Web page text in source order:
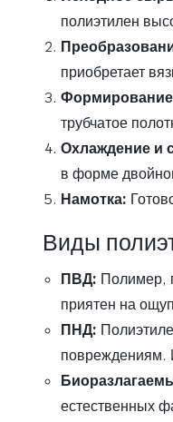
полиэтилен
приобретает
Формирование
трубчатое
Охлаждение и
в форме
Намотка:
Виды
ПВД: Полимер,
приятен на
ПНД:
повреждениям.
естественных